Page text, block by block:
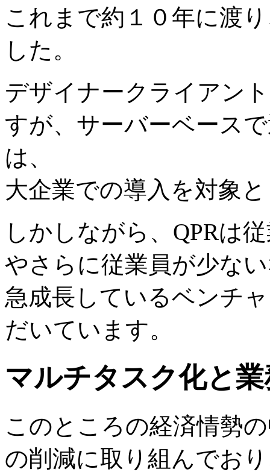
これまで約１０年に渡
した。
デザイナークライアン
すが、サーバーベース
は、
大企業での導入を対象
しかしながら、QPRは
やさらに従業員が少な
急成長しているベンチ
だいています。
マルチタスク化と
このところの経済情勢
の削減に取り組んでお